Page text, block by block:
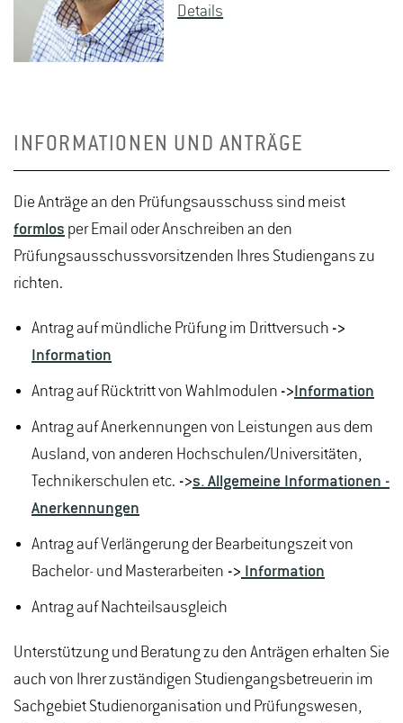
De­tails
INFORMATIONEN UND ANTRÄGE
Die Anträge an den Prüfungsausschuss sind meist
formlos per Email oder Anschreiben an den
Prüfungsausschussvorsitzenden Ihres Studiengans zu
richten.
Antrag auf mündliche Prüfung im Drittversuch ->
Information
Antrag auf Rücktritt von Wahlmodulen ->Information
Antrag auf Anerkennungen von Leistungen aus dem
Ausland, von anderen Hochschulen/Universitäten,
Technikerschulen etc. ->s. Allgemeine Informationen -
Anerkennungen
Antrag auf Verlängerung der Bearbeitungszeit von
Bachelor- und Masterarbeiten -> Information
Antrag auf Nachteilsausgleich
Unterstützung und Beratung zu den Anträgen erhalten Sie
auch von Ihrer zuständigen Studiengangsbetreuerin im
Sachgebiet Studienorganisation und Prüfungswesen,